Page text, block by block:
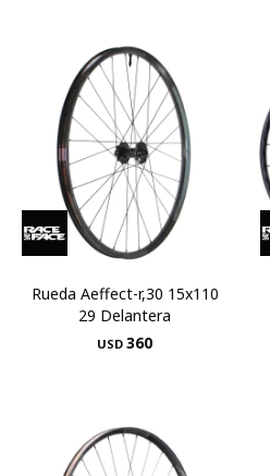
Rueda Aeffect-r,30 15x110
29 Delantera
USD 360